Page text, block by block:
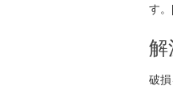
す
解
破